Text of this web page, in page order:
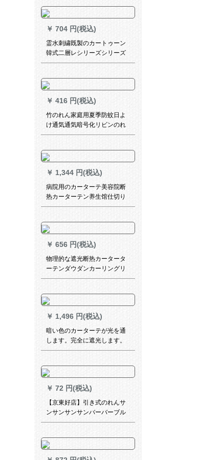
ベルダー短カータテテン半カ
ーン遮光カーン花瓶青イ3メト
ル幅*高さ2.3パンチ1枚
￥ 704 円(税込)
霊水刺繍既製のカートゥーン
韓式二層レシリーズシリーズ
シリーズの遮光彫刻の星柄カ
ニスレッドオーダダーダーダ
ーダーダーダーダーダーダー
ダーダーダーダーダーダーダ
ーシリーズの王女粉と子供の
カーテーテン寝室の窓が切れ
います。
￥ 416 円(税込)
竹のれん家庭用夏季防蚊日よ
け通気通気暗号化リビンのれ
ん100 cm幅200 cm长竹のれん
￥ 1,344 円(税込)
病院用のカーターテ美容院断
热カーターテン养生馆仕切り
カーテックスックス难燃布バ
ルク(レル3.2 m)
￥ 656 円(税込)
物理的な遮光断热カータータ
ーテンダウダンカーリングリ
ングリングテ`ンンンンンシン
ョーテーン寝室ベルン出窓既
製カーターテージ幅2.0高2.7
片浅黄色【ン加工】
￥ 1,496 円(税込)
暗い色のカーターテが光を通
します。完全に遮光します。
テ`ジは完全に遮光します。赤
は窓の高精密な既制カーンで
す。深い灰は完全に遮光しま
す。高さは4.0メトルです。
2.7メトルです。
￥ 72 円(税込)
【京東好店】引き式のれんサ
ンサンサンサンバーバーブル
ド昇降ベロンダライトライト